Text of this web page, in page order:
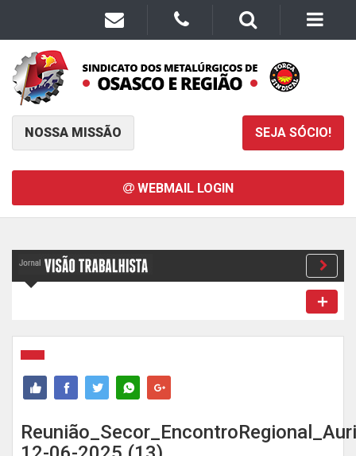
NOSSA MISSÃO SEJA SÓCIO!
WEBMAIL LOGIN